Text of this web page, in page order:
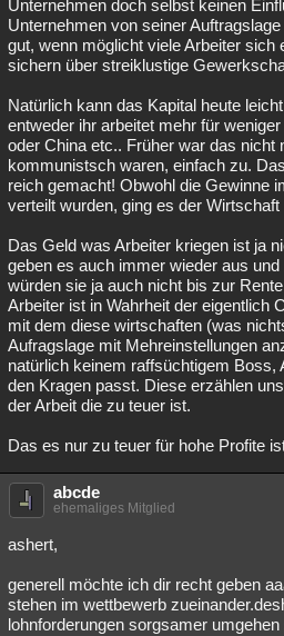
Unternehmen doch selbst keinen
Unternehmen von seiner
gut, wenn möglicht viele Arbeiter
sichern über streiklustige
Natürlich kann das Kapital heute
entweder ihr arbeitet mehr für
oder China etc.. Früher war das nicht
kommunistsch waren, einfach zu.
reich gemacht! Obwohl die Gewinne
verteilt wurden, ging es der
Das Geld was Arbeiter kriegen ist ja
geben es auch immer wieder aus
würden sie ja auch nicht bis zur
Arbeiter ist in Wahrheit der eigentlich
mit dem diese wirtschaften (was
Aufragslage mit Mehreinstellungen
natürlich keinem raffsüchtigem Boss,
den Kragen passt. Diese erzählen
der Arbeit die zu teuer ist.
Das es nur zu teuer für hohe Profite
abcde
ehemaliges Mitglied
ashert,
generell möchte ich dir recht geben
stehen im wettbewerb
lohnforderungen sorgsamer